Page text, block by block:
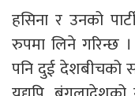
हसिना र उनको
रुपमा लिने गरिन्छ
पनि दुई देशबीचको